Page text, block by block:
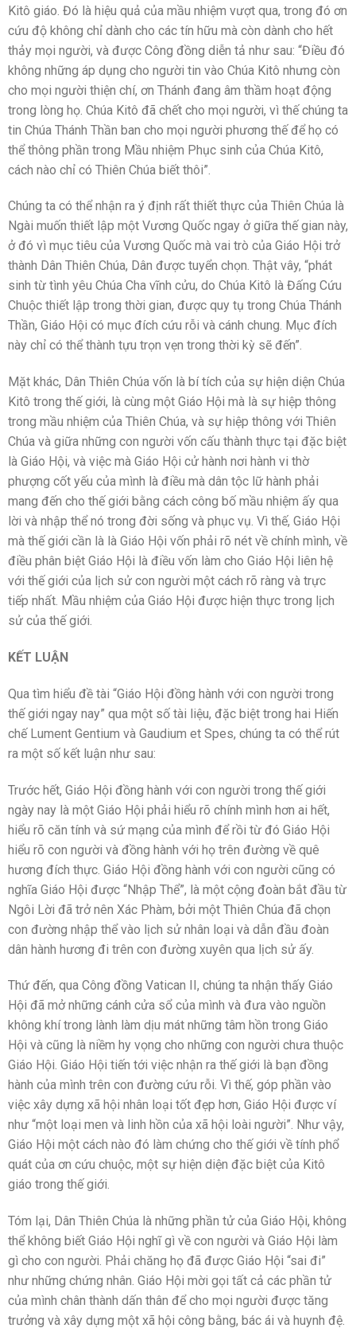
Kitô giáo. Đó là hiệu quả của mầu nhiệm vượt qua, trong đó ơn
cứu độ không chỉ dành cho các tín hữu mà còn dành cho hết
thảy mọi người, và được Công đồng diễn tả như sau: “Điều đó
không những áp dụng cho người tin vào Chúa Kitô nhưng còn
cho mọi người thiện chí, ơn Thánh đang âm thầm hoạt động
trong lòng họ. Chúa Kitô đã chết cho mọi người, vì thế chúng ta
tin Chúa Thánh Thần ban cho mọi người phương thế để họ có
thể thông phần trong Mầu nhiệm Phục sinh của Chúa Kitô,
cách nào chỉ có Thiên Chúa biết thôi”.
Chúng ta có thể nhận ra ý định rất thiết thực của Thiên Chúa là
Ngài muốn thiết lập một Vương Quốc ngay ở giữa thế gian này,
ở đó vì mục tiêu của Vương Quốc mà vai trò của Giáo Hội trở
thành Dân Thiên Chúa, Dân được tuyển chọn. Thật vây, “phát
sinh từ tình yêu Chúa Cha vĩnh cửu, do Chúa Kitô là Đấng Cứu
Chuộc thiết lập trong thời gian, được quy tụ trong Chúa Thánh
Thần, Giáo Hội có mục đích cứu rỗi và cánh chung. Mục đích
này chỉ có thể thành tựu trọn vẹn trong thời kỳ sẽ đến”.
Mặt khác, Dân Thiên Chúa vốn là bí tích của sự hiện diện Chúa
Kitô trong thế giới, là cùng một Giáo Hội mà là sự hiệp thông
trong mầu nhiệm của Thiên Chúa, và sự hiệp thông với Thiên
Chúa và giữa những con người vốn cấu thành thực tại đặc biệt
là Giáo Hội, và việc mà Giáo Hội cử hành nơi hành vi thờ
phượng cốt yếu của mình là điều mà dân tộc lữ hành phải
mang đến cho thế giới bằng cách công bố mầu nhiệm ấy qua
lời và nhập thể nó trong đời sống và phục vụ. Vì thế, Giáo Hội
mà thế giới cần là là Giáo Hội vốn phải rõ nét về chính mình, về
điều phân biệt Giáo Hội là điều vốn làm cho Giáo Hội liên hệ
với thế giới của lịch sử con người một cách rõ ràng và trực
tiếp nhất. Mầu nhiệm của Giáo Hội được hiện thực trong lịch
sử của thế giới.
KẾT LUẬN
Qua tìm hiểu đề tài “Giáo Hội đồng hành với con người trong
thế giới ngay nay” qua một số tài liệu, đặc biệt trong hai Hiến
chế Lument Gentium và Gaudium et Spes, chúng ta có thể rút
ra một số kết luận như sau:
Trước hết, Giáo Hội đồng hành với con người trong thế giới
ngày nay là một Giáo Hội phải hiểu rõ chính mình hơn ai hết,
hiểu rõ căn tính và sứ mạng của mình để rồi từ đó Giáo Hội
hiểu rõ con người và đồng hành với họ trên đường về quê
hương đích thực. Giáo Hội đồng hành với con người cũng có
nghĩa Giáo Hội được “Nhập Thể”, là một cộng đoàn bắt đầu từ
Ngôi Lời đã trở nên Xác Phàm, bởi một Thiên Chúa đã chọn
con đường nhập thể vào lịch sử nhân loại và dẫn đầu đoàn
dân hành hương đi trên con đường xuyên qua lịch sử ấy.
Thứ đến, qua Công đồng Vatican II, chúng ta nhận thấy Giáo
Hội đã mở những cánh cửa sổ của mình và đưa vào nguồn
không khí trong lành làm dịu mát những tâm hồn trong Giáo
Hội và cũng là niềm hy vọng cho những con người chưa thuộc
Giáo Hội. Giáo Hội tiến tới việc nhận ra thế giới là bạn đồng
hành của mình trên con đường cứu rỗi. Vì thế, góp phần vào
việc xây dựng xã hội nhân loại tốt đẹp hơn, Giáo Hội được ví
như “một loại men và linh hồn của xã hội loài người”. Như vậy,
Giáo Hội một cách nào đó làm chứng cho thế giới về tính phổ
quát của ơn cứu chuộc, một sự hiện diện đặc biệt của Kitô
giáo trong thế giới.
Tóm lại, Dân Thiên Chúa là những phần tử của Giáo Hội, không
thể không biết Giáo Hội nghĩ gì về con người và Giáo Hội làm
gì cho con người. Phải chăng họ đã được Giáo Hội “sai đi”
như những chứng nhân. Giáo Hội mời gọi tất cả các phần tử
của mình chân thành dấn thân để cho mọi người được tăng
trưởng và xây dựng một xã hội công bằng, bác ái và huynh đệ.